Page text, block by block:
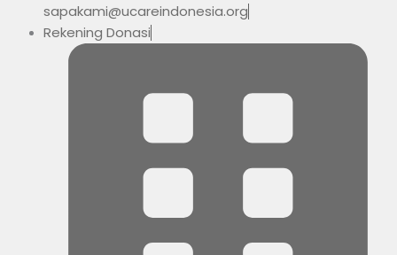
sapakami@ucareindonesia.org
Rekening Donasi